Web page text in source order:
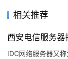
问
社
区
相关推荐
西安电信服务器
IDC网络服务器又